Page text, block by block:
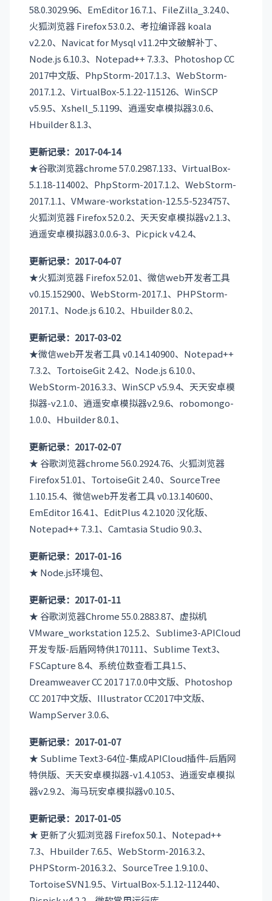
58.0.3029.96、EmEditor 16.7.1、FileZilla_3.24.0、
火狐浏览器 Firefox 53.0.2、考拉编译器 koala
v2.2.0、Navicat for Mysql v11.2中文破解补丁、
Node.js 6.10.3、Notepad++ 7.3.3、Photoshop CC
2017中文版、PhpStorm-2017.1.3、WebStorm-
2017.1.2、VirtualBox-5.1.22-115126、WinSCP
v5.9.5、Xshell_5.1199、逍遥安卓模拟器3.0.6、
Hbuilder 8.1.3、
更新记录：2017-04-14
★谷歌浏览器chrome 57.0.2987.133、VirtualBox-
5.1.18-114002、PhpStorm-2017.1.2、WebStorm-
2017.1.1、VMware-workstation-12.5.5-5234757、
火狐浏览器 Firefox 52.0.2、天天安卓模拟器v2.1.3、
逍遥安卓模拟器3.0.0.6-3、Picpick v4.2.4、
更新记录：2017-04-07
★火狐浏览器 Firefox 52.01、微信web开发者工具
v0.15.152900、WebStorm-2017.1、PHPStorm-
2017.1、Node.js 6.10.2、Hbuilder 8.0.2、
更新记录：2017-03-02
★微信web开发者工具 v0.14.140900、Notepad++
7.3.2、TortoiseGit 2.4.2、Node.js 6.10.0、
WebStorm-2016.3.3、WinSCP v5.9.4、天天安卓模
拟器-v2.1.0、逍遥安卓模拟器v2.9.6、robomongo-
1.0.0、Hbuilder 8.0.1、
更新记录：2017-02-07
★ 谷歌浏览器chrome 56.0.2924.76、火狐浏览器
Firefox 51.01、TortoiseGit 2.4.0、SourceTree
1.10.15.4、微信web开发者工具 v0.13.140600、
EmEditor 16.4.1、EditPlus 4.2.1020 汉化版、
Notepad++ 7.3.1、Camtasia Studio 9.0.3、
更新记录：2017-01-16
★ Node.js环境包、
更新记录：2017-01-11
★ 谷歌浏览器Chrome 55.0.2883.87、虚拟机
VMware_workstation 12.5.2、Sublime3-APICloud
开发专版-后盾网特供170111、Sublime Text3、
FSCapture 8.4、系统位数查看工具1.5、
Dreamweaver CC 2017 17.0.0中文版、Photoshop
CC 2017中文版、Illustrator CC2017中文版、
WampServer 3.0.6、
更新记录：2017-01-07
★ Sublime Text3-64位-集成APICloud插件-后盾网
特供版、天天安卓模拟器-v1.4.1053、逍遥安卓模拟
器v2.9.2、海马玩安卓模拟器v0.10.5、
更新记录：2017-01-05
★ 更新了火狐浏览器 Firefox 50.1、Notepad++
7.3、Hbuilder 7.6.5、WebStorm-2016.3.2、
PHPStorm-2016.3.2、SourceTree 1.9.10.0、
TortoiseSVN1.9.5、VirtualBox-5.1.12-112440、